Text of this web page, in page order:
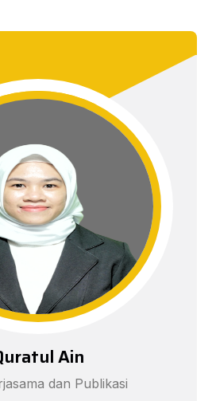
Ain
dan Publikasi